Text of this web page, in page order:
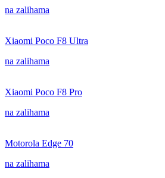
na zalihama
Xiaomi Poco F8 Ultra
na zalihama
Xiaomi Poco F8 Pro
na zalihama
Motorola Edge 70
na zalihama